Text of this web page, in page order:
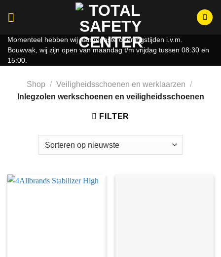
Momenteel hebben wij aangepaste openingstijden i.v.m.
Bouwvak, wij zijn open van maandag t/m vrijdag tussen 08:30 en
15:00.
Shop / Veiligheidsschoenen en werklaarzen /
Inlegzolen werkschoenen en veiligheidsschoenen
FILTER